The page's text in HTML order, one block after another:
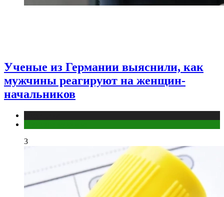
Ученые из Германии выяснили, как
мужчины реагируют на женщин-
начальников
3